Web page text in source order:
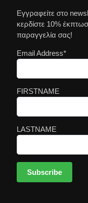
Εγγραφείτε στο
κερδίστε 10%
παραγγελία σας!
Email Address*
FIRSTNAME
LASTNAME